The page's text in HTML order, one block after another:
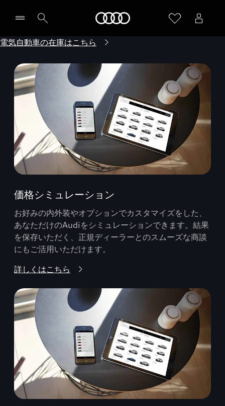
電気自動車の在庫はこちら
価格シミュレーション
お好みの内外装やオプションでカスタマイズをした、
あなただけのAudiをシミュレーションできます。結果
を保存いただく、正規ディーラーとのスムーズな商談
にもご活用いただけます。
詳しくはこちら